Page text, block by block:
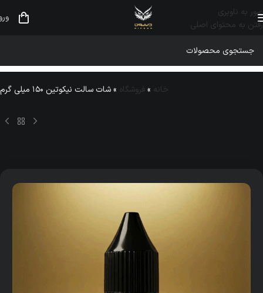
عبور به ناوبری
رفتن به محتوای اصلی
خانه »فروشگاه »شات سالت نیکوتین ۱۵۰ میلی گرم